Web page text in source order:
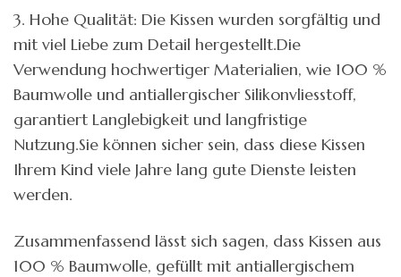
3. Hohe Qualität: Die Kissen wurden sorgfältig und
mit viel Liebe zum Detail hergestellt.Die
Verwendung hochwertiger Materialien, wie 100 %
Baumwolle und antiallergischer Silikonvliesstoff,
garantiert Langlebigkeit und langfristige
Nutzung.Sie können sicher sein, dass diese Kissen
Ihrem Kind viele Jahre lang gute Dienste leisten
werden.
Zusammenfassend lässt sich sagen, dass Kissen aus
100 % Baumwolle, gefüllt mit antiallergischem